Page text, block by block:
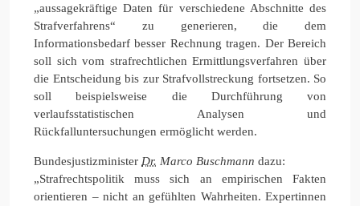
„aussagekräftige Daten für verschiedene Abschnitte des
Strafverfahrens“ zu generieren, die dem
Informationsbedarf besser Rechnung tragen. Der Bereich
soll sich vom strafrechtlichen Ermittlungsverfahren über
die Entscheidung bis zur Strafvollstreckung fortsetzen. So
soll beispielsweise die Durchführung von
verlaufsstatistischen Analysen und
Rückfalluntersuchungen ermöglicht werden.
Bundesjustizminister Dr. Marco Buschmann dazu:
„Strafrechtspolitik muss sich an empirischen Fakten
orientieren – nicht an gefühlten Wahrheiten. Expertinnen